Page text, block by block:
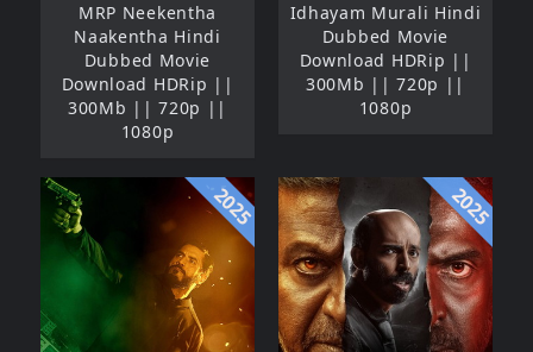
MRP Neekentha
Naakentha Hindi
Dubbed Movie
Download HDRip ||
300Mb || 720p ||
1080p
Idhayam Murali Hindi
Dubbed Movie
Download HDRip ||
300Mb || 720p ||
1080p
2025 2025